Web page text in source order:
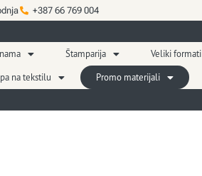
+387 66 769 004
Štamparija Veliki formati
na tekstilu
Promo materijali